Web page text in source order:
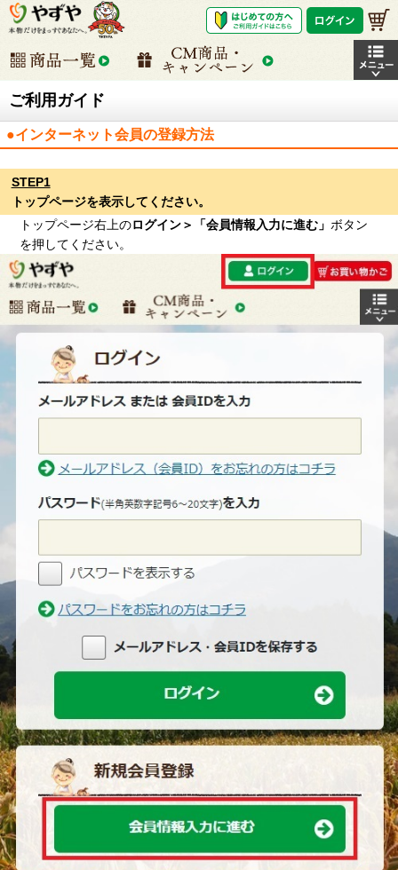
ご利用ガイド
●インターネット会員の登録方法
STEP1
トップページを表示してください。
トップページ右上のログイン＞「会員情報入力に進む」 ボタン
を押してください。